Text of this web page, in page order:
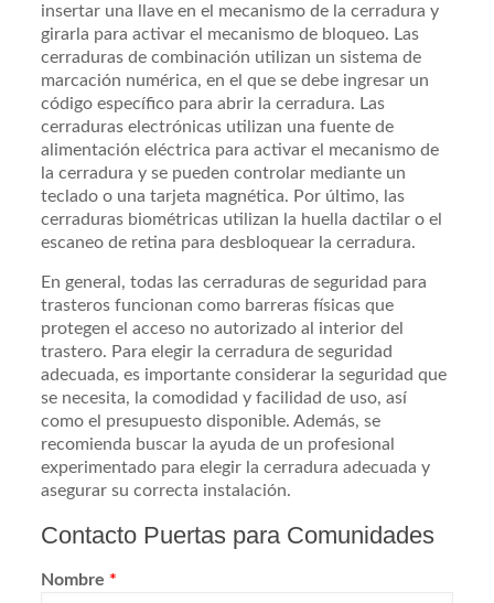
insertar una llave en el mecanismo de la cerradura y
girarla para activar el mecanismo de bloqueo. Las
cerraduras de combinación utilizan un sistema de
marcación numérica, en el que se debe ingresar un
código específico para abrir la cerradura. Las
cerraduras electrónicas utilizan una fuente de
alimentación eléctrica para activar el mecanismo de
la cerradura y se pueden controlar mediante un
teclado o una tarjeta magnética. Por último, las
cerraduras biométricas utilizan la huella dactilar o el
escaneo de retina para desbloquear la cerradura.
En general, todas las cerraduras de seguridad para
trasteros funcionan como barreras físicas que
protegen el acceso no autorizado al interior del
trastero. Para elegir la cerradura de seguridad
adecuada, es importante considerar la seguridad que
se necesita, la comodidad y facilidad de uso, así
como el presupuesto disponible. Además, se
recomienda buscar la ayuda de un profesional
experimentado para elegir la cerradura adecuada y
asegurar su correcta instalación.
Contacto Puertas para Comunidades
Nombre *